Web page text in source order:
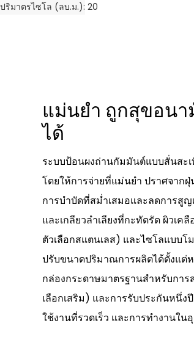
ปริมาตรไซโล (ลบ.ม.) 20
แม่นยำ ถูกสุขอนา
ได้
ระบบป้อนผงถ่านกัมมันต์แบบสั่นสะ
โดยให้การจ่ายที่แม่นยำ ปราศจาก
การบำบัดที่สม่ำเสมอและลดการสู
และเกลียวลำเลียงที่กะทัดรัด ผิวเ
ตัวเลือกสแตนเลส) และไซโลแบบโ
ปรับขนาดปริมาณการผลิตได้ตั้งแต่
กล่องกระดาษมาตรฐานสำหรับกา
เลือกเสริม) และการรับประกันหนึ่ง
ใช้งานที่รวดเร็ว และการทำงานใ